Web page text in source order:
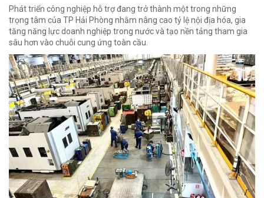
Phát triển công nghiệp hỗ trợ đang trở thành một trong những
trọng tâm của TP Hải Phòng nhằm nâng cao tỷ lệ nội địa hóa, gia
tăng năng lực doanh nghiệp trong nước và tạo nền tảng tham gia
sâu hơn vào chuỗi cung ứng toàn cầu.